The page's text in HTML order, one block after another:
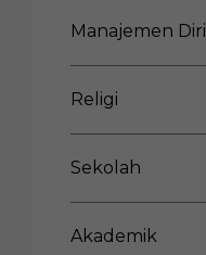
Manajemen Diri
Religi
Sekolah
Akademik